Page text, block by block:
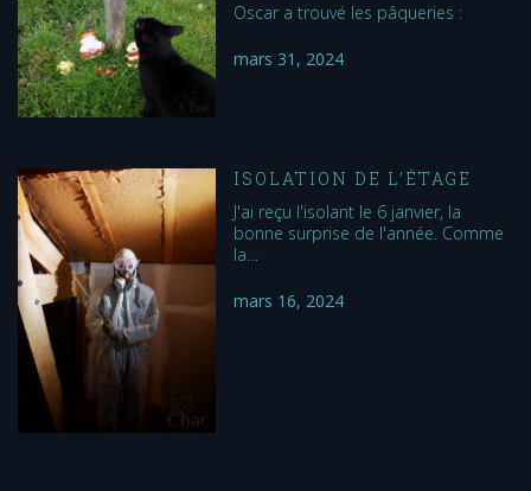
Oscar a trouvé les pâqueries :
mars 31, 2024
ISOLATION DE L’ÉTAGE
J'ai reçu l'isolant le 6 janvier, la
bonne surprise de l'année. Comme
la…
mars 16, 2024